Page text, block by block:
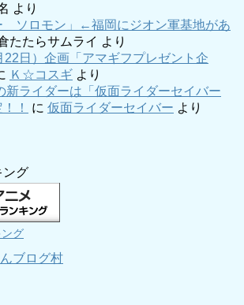
より
ソロモン」←福岡にジオン軍基地があ
たたらサムライ より
22日）企画「アマギフプレゼント企
Ｋ☆コスギ より
新ライダーは「仮面ライダーセイバー
！
に 仮面ライダーセイバー より
ング
グ
ブログ村